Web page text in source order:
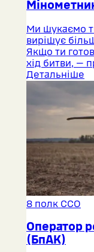
Ми шукаємо
вирішує
Якщо ти
хід битви, —
Детальніше
8 полк ССО
Оператор
(БпАК)